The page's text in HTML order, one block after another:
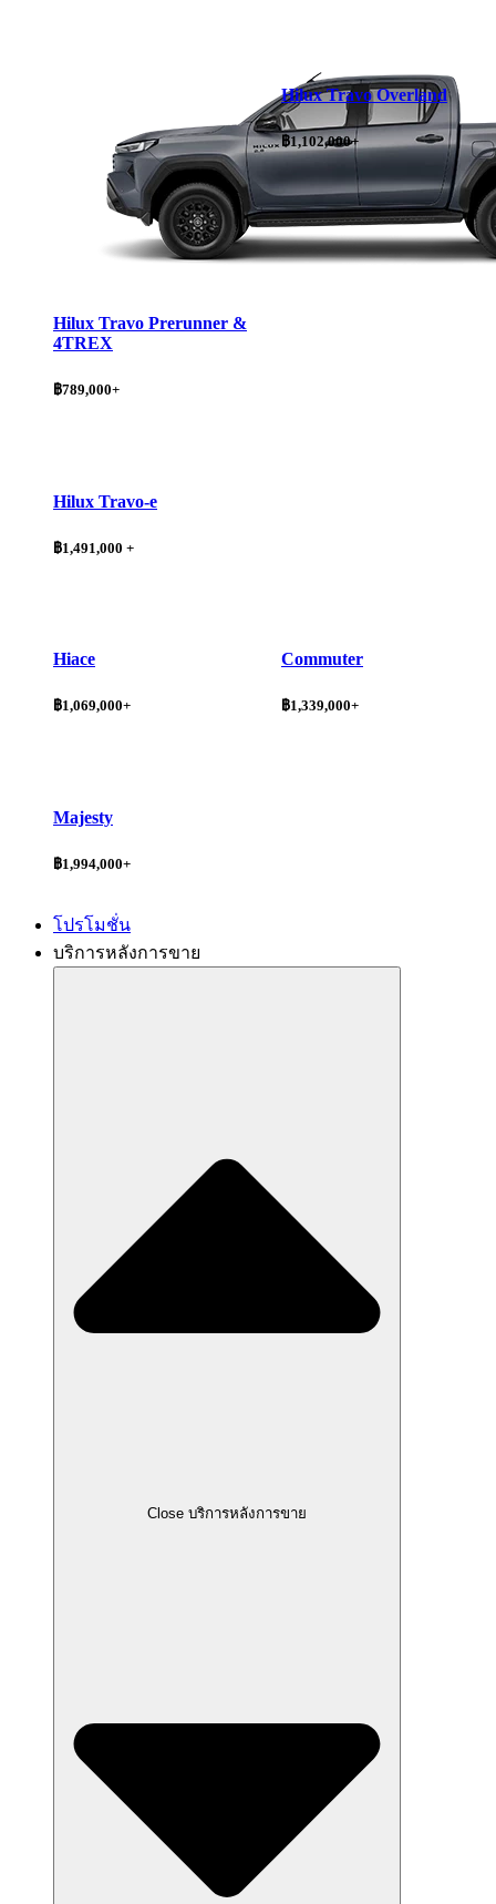
Hilux Travo Prerunner &
4TREX
฿789,000+
Hilux Travo Overland
฿1,102,000+
Hilux Travo-e
฿1,491,000 +
Hiace
฿1,069,000+
Commuter
฿1,339,000+
Majesty
฿1,994,000+
โปรโมชั่น
บริการหลังการขาย
Close บริการหลังการขาย